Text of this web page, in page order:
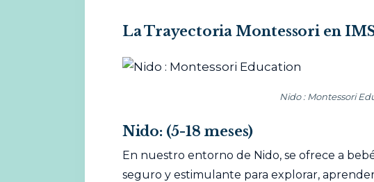
La Trayectoria Montessori en
Nido : Montessori
Nido: (5-18 meses)
En nuestro entorno de Nido, se ofrece a
seguro y estimulante para explorar,